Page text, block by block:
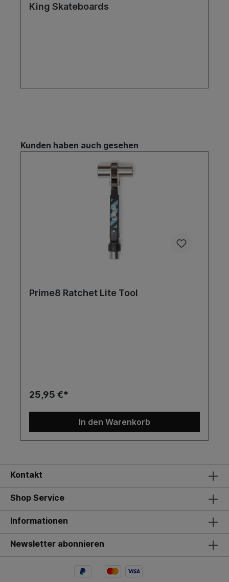
King Skateboards
Kunden haben auch gesehen
Prime8 Ratchet Lite Tool
25,95 €*
In den Warenkorb
Kontakt
Shop Service
Informationen
Newsletter abonnieren